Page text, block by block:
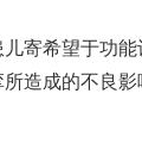
寄希望于功
造成的不良